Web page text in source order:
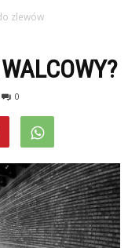
zlewów
0